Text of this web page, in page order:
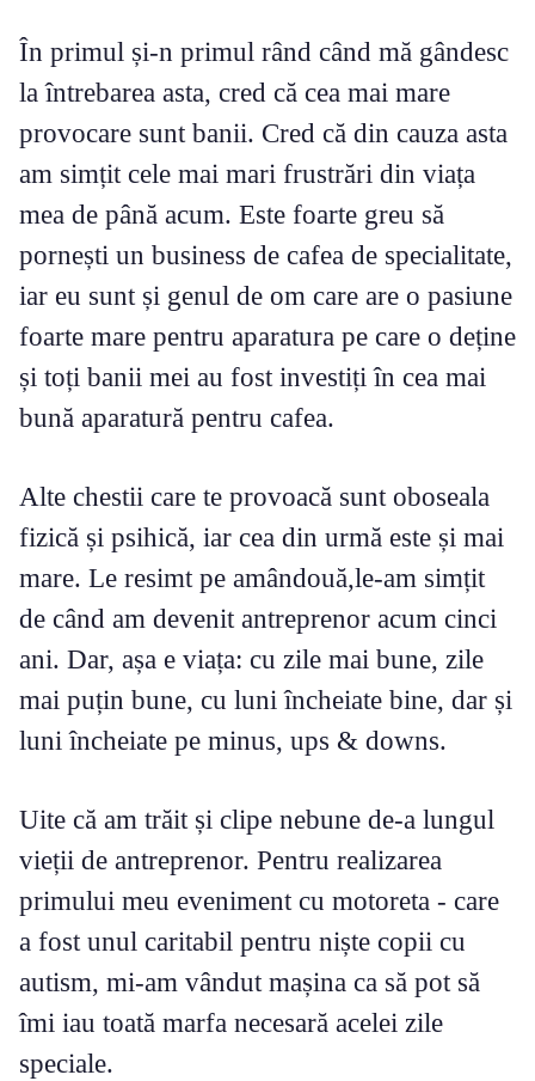
În primul și-n primul rând când mă gândesc
la întrebarea asta, cred că cea mai mare
provocare sunt banii. Cred că din cauza asta
am simțit cele mai mari frustrări din viața
mea de până acum. Este foarte greu să
pornești un business de cafea de specialitate,
iar eu sunt și genul de om care are o pasiune
foarte mare pentru aparatura pe care o deține
și toți banii mei au fost investiți în cea mai
bună aparatură pentru cafea.
Alte chestii care te provoacă sunt oboseala
fizică și psihică, iar cea din urmă este și mai
mare. Le resimt pe amândouă,le-am simțit
de când am devenit antreprenor acum cinci
ani. Dar, așa e viața: cu zile mai bune, zile
mai puțin bune, cu luni încheiate bine, dar și
luni încheiate pe minus, ups & downs.
Uite că am trăit și clipe nebune de-a lungul
vieții de antreprenor. Pentru realizarea
primului meu eveniment cu motoreta - care
a fost unul caritabil pentru niște copii cu
autism, mi-am vândut mașina ca să pot să
îmi iau toată marfa necesară acelei zile
speciale.